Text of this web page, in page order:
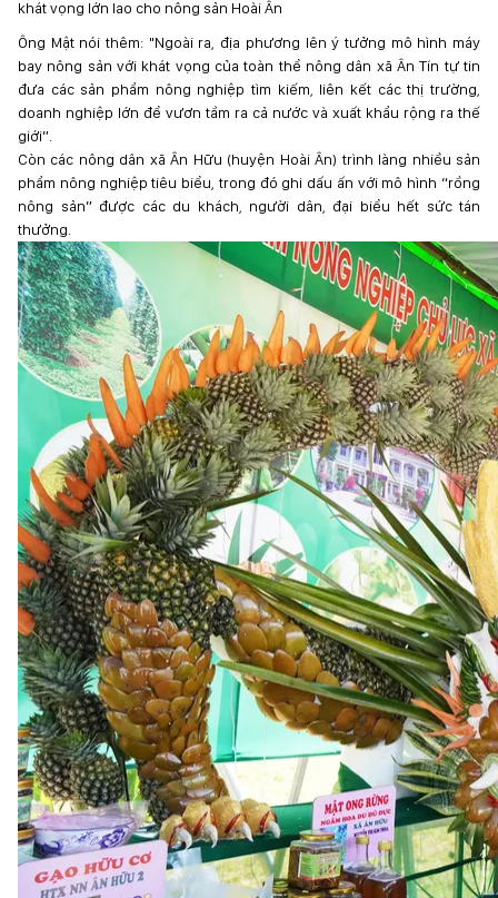
khát vọng lớn lao cho nông sản Hoài Ân
Ông Mật nói thêm: "Ngoài ra, địa phương lên ý tưởng mô hình máy
bay nông sản với khát vọng của toàn thể nông dân xã Ân Tín tự tin
đưa các sản phẩm nông nghiệp tìm kiếm, liên kết các thị trường,
doanh nghiệp lớn để vươn tầm ra cả nước và xuất khẩu rộng ra thế
giới”.
Còn các nông dân xã Ân Hữu (huyện Hoài Ân) trình làng nhiều sản
phẩm nông nghiệp tiêu biểu, trong đó ghi dấu ấn với mô hình “rồng
nông sản” được các du khách, người dân, đại biểu hết sức tán
thưởng.